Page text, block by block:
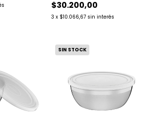
$30.200,00
3 x $10.066,67 sin interés
SIN STOCK